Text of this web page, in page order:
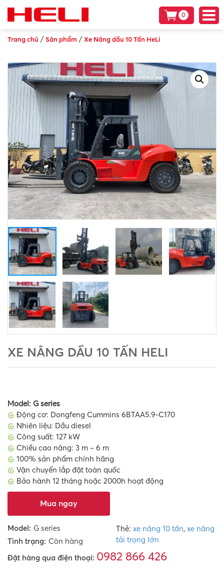
0
Trang chủ /Sản phẩm /Xe Nâng dầu 10 Tấn HeLi
XE NÂNG DẦU 10 TẤN HELI
Model: G series
Động cơ: Dongfeng Cummins 6BTAA5.9-C170
Nhiên liệu: Dầu diesel
Công suất: 127 kW
Chiều cao nâng: 3 m ~ 6 m
100% sản phẩm chính hãng
Vận chuyển lắp đặt toàn quốc
Bảo hành 12 tháng hoặc 2000h hoạt động
Mua ngay
Model: G series
Tình trạng: Còn hàng
Thẻ:xe nâng 10 tấn,xe nâng
tải trọng lớn
Đặt hàng qua điện thoại: 0982 866 426